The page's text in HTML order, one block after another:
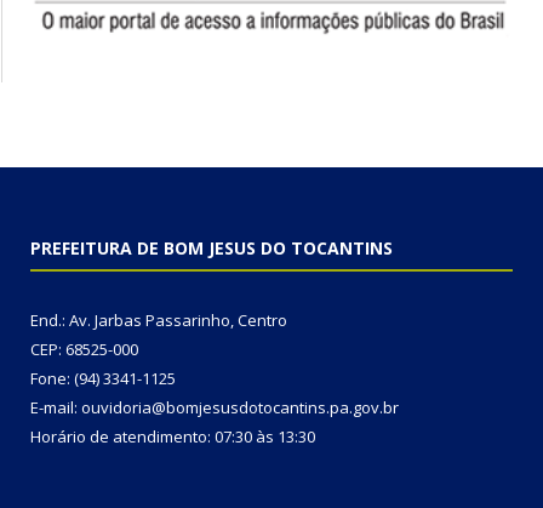
PREFEITURA DE BOM JESUS DO TOCANTINS
End.: Av. Jarbas Passarinho, Centro
CEP: 68525-000
Fone: (94) 3341-1125
E-mail: ouvidoria@bomjesusdotocantins.pa.gov.br
Horário de atendimento: 07:30 às 13:30